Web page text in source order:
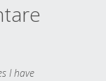
I have